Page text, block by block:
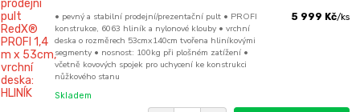
• pevný a stabilní prodejní/prezentační pult • PROFI
konstrukce, 6063 hliník a nylonové klouby • vrchní
deska o rozměrech 53cmx140cm tvořena hliníkovými
segmenty • nosnost: 100kg při plošném zatížení •
včetně kovových spojek pro uchycení ke konstrukci
nůžkového stanu
5 999 Kč/ks
Skladem